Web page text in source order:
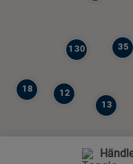
130 35
12
13
18